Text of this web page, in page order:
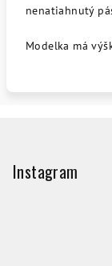
nenatiahnutý
Modelka má
Instagram